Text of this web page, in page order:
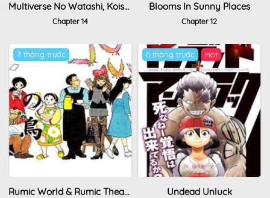
Multiverse No Watashi, Koishite Ii Desu Ka
Chapter 14
Blooms In Sunny Places
Chapter 12
7 tháng trước
Rumic World & Rumic Theater
6 tháng trước
Undead Unluck